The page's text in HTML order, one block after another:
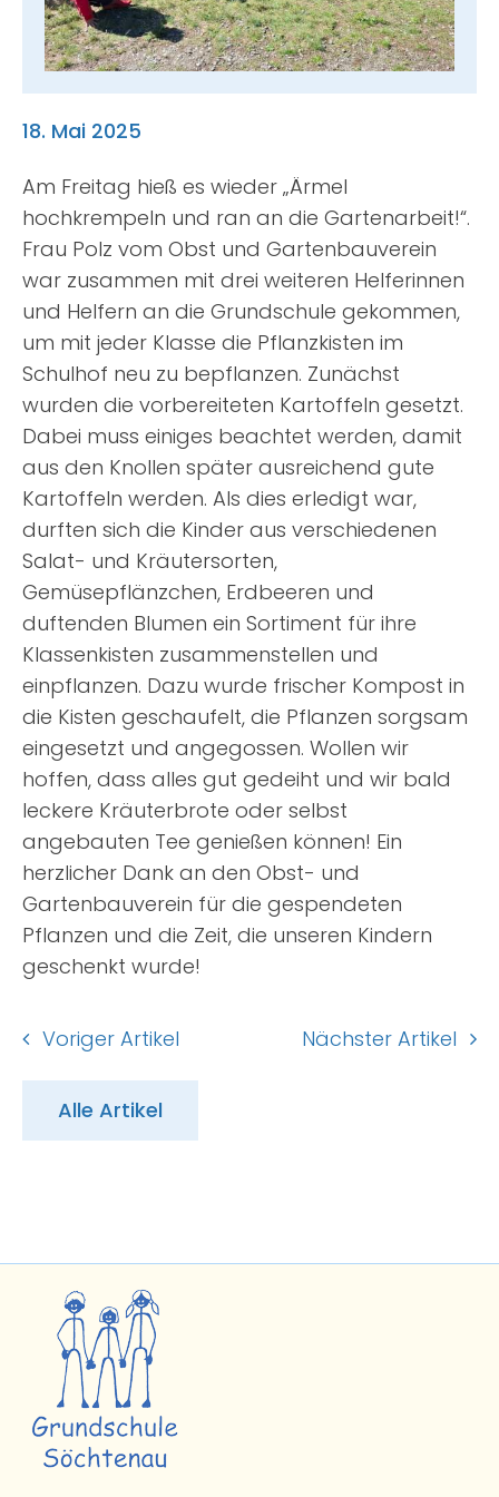
Suche
nach:
18. Mai 2025
Am Freitag hieß es wieder „Ärmel
hochkrempeln und ran an die Gartenarbeit!“.
Frau Polz vom Obst und Gartenbauverein
war zusammen mit drei weiteren Helferinnen
und Helfern an die Grundschule gekommen,
um mit jeder Klasse die Pflanzkisten im
Schulhof neu zu bepflanzen. Zunächst
wurden die vorbereiteten Kartoffeln gesetzt.
Dabei muss einiges beachtet werden, damit
aus den Knollen später ausreichend gute
Kartoffeln werden. Als dies erledigt war,
durften sich die Kinder aus verschiedenen
Salat- und Kräutersorten,
Gemüsepflänzchen, Erdbeeren und
duftenden Blumen ein Sortiment für ihre
Klassenkisten zusammenstellen und
einpflanzen. Dazu wurde frischer Kompost in
die Kisten geschaufelt, die Pflanzen sorgsam
eingesetzt und angegossen. Wollen wir
hoffen, dass alles gut gedeiht und wir bald
leckere Kräuterbrote oder selbst
angebauten Tee genießen können! Ein
herzlicher Dank an den Obst- und
Gartenbauverein für die gespendeten
Pflanzen und die Zeit, die unseren Kindern
geschenkt wurde!
Voriger Artikel Nächster Artikel
Alle Artikel